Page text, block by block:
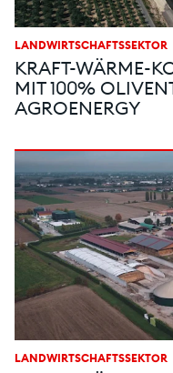
LANDWIRTSCHAFTSSEKTOR
KRAFT-WÄRME-
MIT 100%
AGROENERGY
LANDWIRTSCHAFTSSEKTOR